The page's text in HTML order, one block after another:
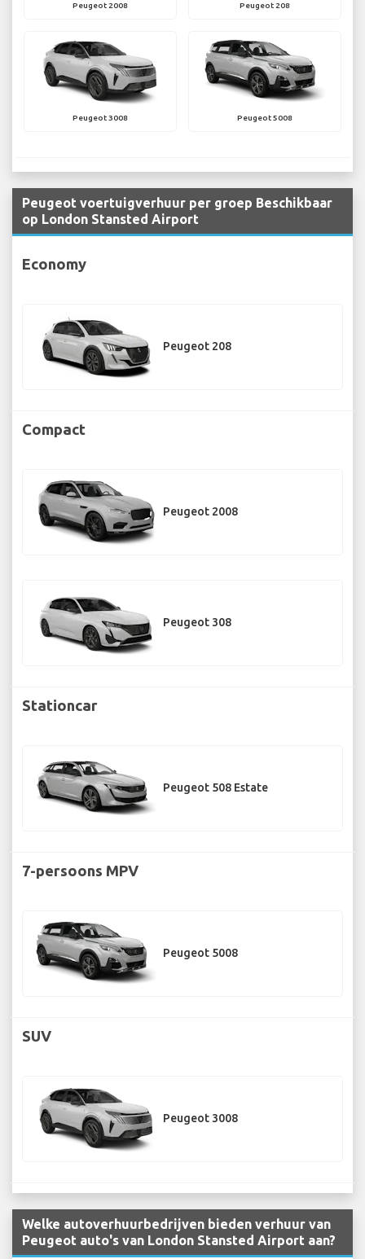
Peugeot 2008 Peugeot 208
Peugeot 3008 Peugeot 5008
Peugeot voertuigverhuur per groep Beschikbaar
op London Stansted Airport
Economy
Peugeot 208
Compact
Peugeot 2008
Peugeot 308
Stationcar
Peugeot 508 Estate
7-persoons MPV
Peugeot 5008
SUV
Peugeot 3008
Welke autoverhuurbedrijven bieden verhuur van
Peugeot auto's van London Stansted Airport aan?